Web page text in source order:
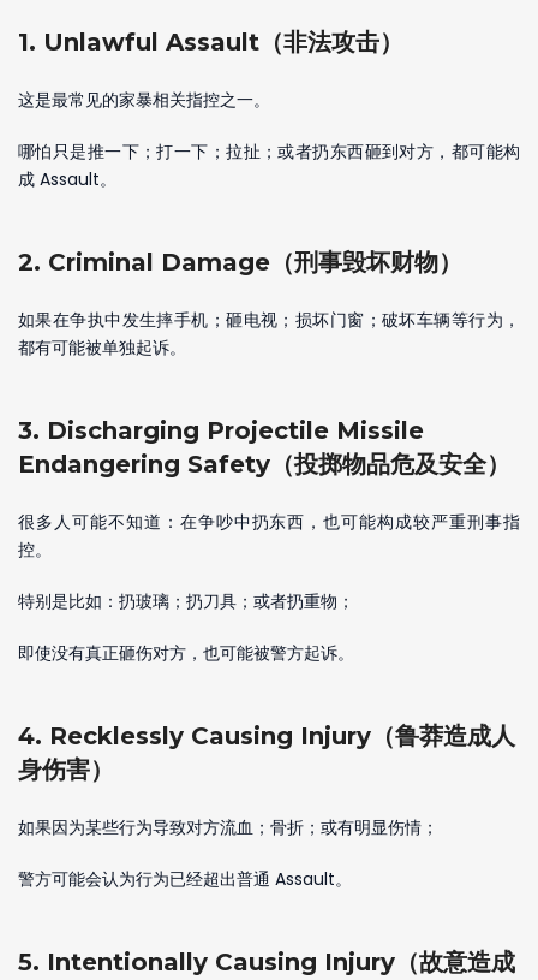
1. Unlawful Assault（非法攻击）
这是最常见的家暴相关指控之一。
哪怕只是推一下；打一下；拉扯；或者扔东西砸到对方，都可能构
成 Assault。
2. Criminal Damage（刑事毁坏财物）
如果在争执中发生摔手机；砸电视；损坏门窗；破坏车辆等行为，
都有可能被单独起诉。
3. Discharging Projectile Missile
Endangering Safety（投掷物品危及安全）
很多人可能不知道：在争吵中扔东西，也可能构成较严重刑事指
控。
特别是比如：扔玻璃；扔刀具；或者扔重物；
即使没有真正砸伤对方，也可能被警方起诉。
4. Recklessly Causing Injury（鲁莽造成人
身伤害）
如果因为某些行为导致对方流血；骨折；或有明显伤情；
警方可能会认为行为已经超出普通 Assault。
5. Intentionally Causing Injury（故意造成